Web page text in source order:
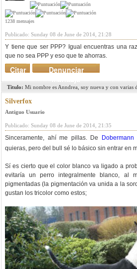
1238 mensajes
Publicado: Sunday 08 de June de 2014, 21:28
Y tiene que ser PPP? Igual encuentras una
que no sea PPP y eso que te ahorras.
Denunciar
mensaje
Citar
Titulo: Mi nombre es Anndrea, soy nueva y con varias
Silverfox
Antiguo Usuario
Publicado: Sunday 08 de June de 2014, 21:35
Sinceramente, ahí me pillas. De Dobermann
quieras, pero del bull sé lo básico sin entrar en
Sí es cierto que el color blanco va ligado a
evitaría un perro integralmente blanco, al
pigmentadas (la pigmentación va unida a la
gustan los tricolor como estos;